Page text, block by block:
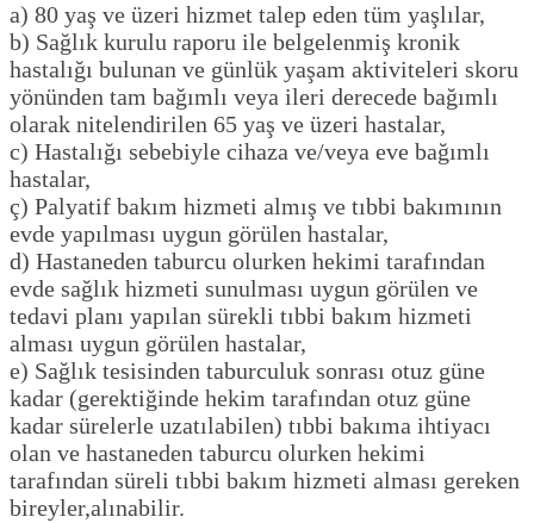
a) 80 yaş ve üzeri hizmet talep eden tüm yaşlılar,
b) Sağlık kurulu raporu ile belgelenmiş kronik
hastalığı bulunan ve günlük yaşam aktiviteleri skoru
yönünden tam bağımlı veya ileri derecede bağımlı
olarak nitelendirilen 65 yaş ve üzeri hastalar,
c) Hastalığı sebebiyle cihaza ve/veya eve bağımlı
hastalar,
ç) Palyatif bakım hizmeti almış ve tıbbi bakımının
evde yapılması uygun görülen hastalar,
d) Hastaneden taburcu olurken hekimi tarafından
evde sağlık hizmeti sunulması uygun görülen ve
tedavi planı yapılan sürekli tıbbi bakım hizmeti
alması uygun görülen hastalar,
e) Sağlık tesisinden taburculuk sonrası otuz güne
kadar (gerektiğinde hekim tarafından otuz güne
kadar sürelerle uzatılabilen) tıbbi bakıma ihtiyacı
olan ve hastaneden taburcu olurken hekimi
tarafından süreli tıbbi bakım hizmeti alması gereken
bireyler,alınabilir.